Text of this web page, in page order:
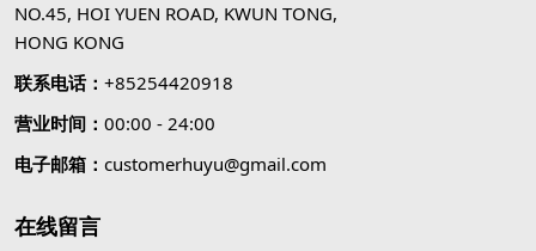
NO.45, HOI YUEN ROAD, KWUN TONG,
HONG KONG
联系电话： +85254420918
营业时间： 00:00 - 24:00
电子邮箱： customerhuyu@gmail.com
在线留言